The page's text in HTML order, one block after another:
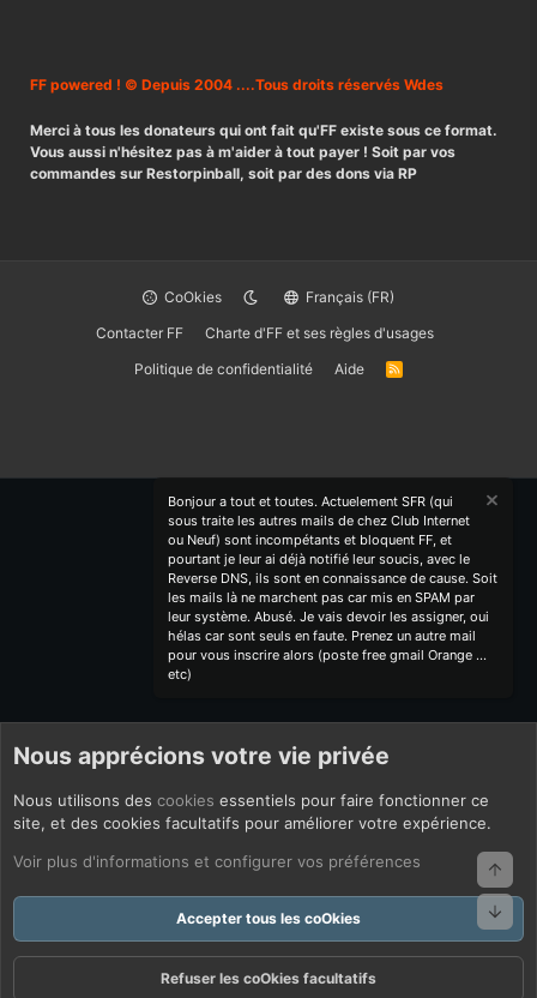
FF powered ! © Depuis 2004 ....Tous droits réservés Wdes
Merci à tous les donateurs qui ont fait qu'FF existe sous ce format.
Vous aussi n'hésitez pas à m'aider à tout payer ! Soit par vos
commandes sur Restorpinball, soit par des dons via RP
CoOkies
Français (FR)
Contacter FF
Charte d'FF et ses règles d'usages
Politique de confidentialité
Aide
R
Bonjour a tout et toutes. Actuelement SFR (qui
sous traite les autres mails de chez Club Internet
ou Neuf) sont incompétants et bloquent FF, et
pourtant je leur ai déjà notifié leur soucis, avec le
Reverse DNS, ils sont en connaissance de cause. Soit
les mails là ne marchent pas car mis en SPAM par
leur système. Abusé. Je vais devoir les assigner, oui
hélas car sont seuls en faute. Prenez un autre mail
pour vous inscrire alors (poste free gmail Orange ...
etc)
Nous apprécions votre vie privée
Nous utilisons des cookies essentiels pour faire fonctionner ce
site, et des cookies facultatifs pour améliorer votre expérience.
Voir plus d'informations et configurer vos préférences
Accepter tous les coOkies
Refuser les coOkies facultatifs